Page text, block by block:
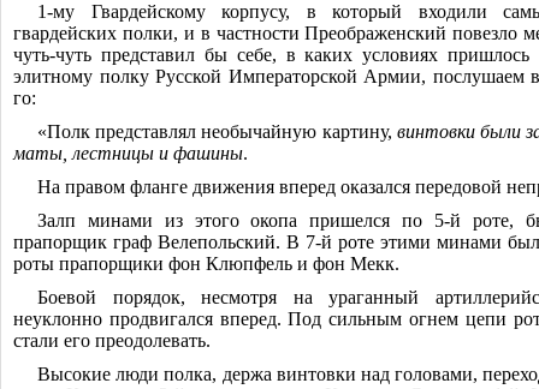
1-му Гвардейскому корпусу, в который входили
гвардейских полки, и в частности Преображенский повезло
чуть-чуть представил бы себе, в каких условиях пришлось
элитному полку Русской Императорской Армии, послушаем
го:
«Полк представлял необычайную картину, винтовки были
маты, лестницы и фашины.
На правом фланге движения вперед оказался передовой
Залп минами из этого окопа пришелся по 5-й роте,
прапорщик граф Велепольский. В 7-й роте этими минами
роты прапорщики фон Клюпфель и фон Мекк.
Боевой порядок, несмотря на ураганный
неуклонно продвигался вперед. Под сильным огнем цепи
стали его преодолевать.
Высокие люди полка, держа винтовки над головами,